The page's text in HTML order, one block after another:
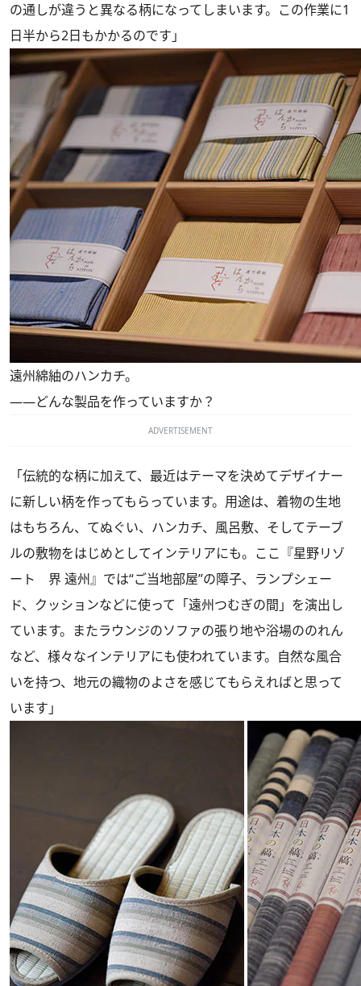
の通しが違うと異なる柄になってしまいます。この作業に1
日半から2日もかかるのです」
遠州綿紬のハンカチ。
――どんな製品を作っていますか？
ADVERTISEMENT
「伝統的な柄に加えて、最近はテーマを決めてデザイナー
に新しい柄を作ってもらっています。用途は、着物の生地
はもちろん、てぬぐい、ハンカチ、風呂敷、そしてテーブ
ルの敷物をはじめとしてインテリアにも。ここ『星野リゾ
ート 界 遠州』では“ご当地部屋”の障子、ランプシェー
ド、クッションなどに使って「遠州つむぎの間」を演出し
ています。またラウンジのソファの張り地や浴場ののれん
など、様々なインテリアにも使われています。自然な風合
いを持つ、地元の織物のよさを感じてもらえればと思って
います」